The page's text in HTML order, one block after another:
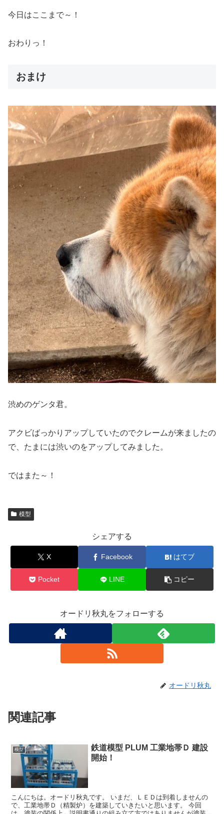
今日はここまで～！
おわりっ！
おまけ
渋めのゲンタ君。
アクビばっかりアップしていたのでクレームが来ましたの
で、たまには渋いのをアップしてみました。
ではまた～！
模型
シェアする
X Facebook はてブ
Pocket LINE コピー
オードリ秋丸をフォローする
オードリ秋丸
関連記事
模型
鉄道模型 PLUM 工業地帯Ｄ 建設
開始！
こんにちは。オードリ秋丸です。 いまだ、ＬＥＤは到着しませんの
で、工業地帯Ｄ（精製炉）を建築していきたいと思います。 今回